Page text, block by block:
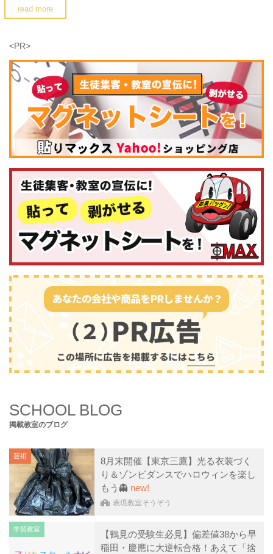
read more
<PR>
SCHOOL BLOG
掲載教室のブログ
芸術
8月末開催【東京三鷹】光る衣装づく
り＆ゾンビダンスでハロウィンを楽し
もう👻 new!
表現教室そうぞう
学習教室
【鶴見の受験生必見】偏差値38から早
稲田・慶應に大逆転合格！あえて「捨